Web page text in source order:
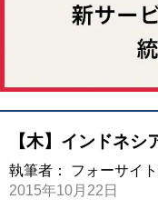
【木】インドネ
執筆者： フォーサイ
2015年10月22日